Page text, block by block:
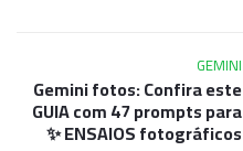
GEMINI
Gemini fotos: Confira este
GUIA com 47 prompts para
ENSAIOS fotográficos ✨